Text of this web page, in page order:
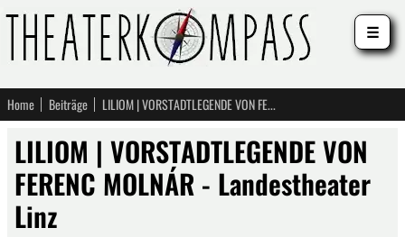
Home Beiträge LILIOM | VORSTADTLEGENDE VON FERENC MOLNÁR - Landestheater Linz
LILIOM | VORSTADTLEGENDE VON
FERENC MOLNÁR - Landestheater
Linz
☰